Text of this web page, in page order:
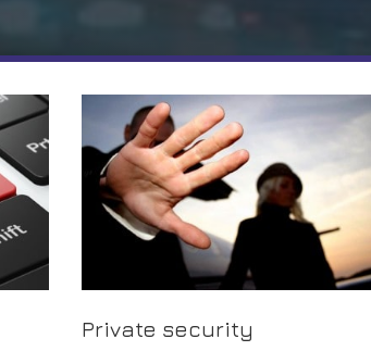
Private security